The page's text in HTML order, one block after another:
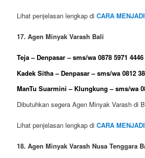
Lihat penjelasan lengkap diCARA
17. Agen Minyak Varash Bali
Teja – Denpasar – sms/wa 0878 5971 4446
Kadek Sitha – Denpasar – sms/wa 0812
ManTu Suarmini – Klungkung – sms/wa
Dibutuhkan segera Agen Minyak Varash di
Lihat penjelasan lengkap diCARA
18. Agen Minyak Varash Nusa Tenggara